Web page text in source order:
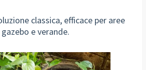
classica, efficace per aree
e verande.